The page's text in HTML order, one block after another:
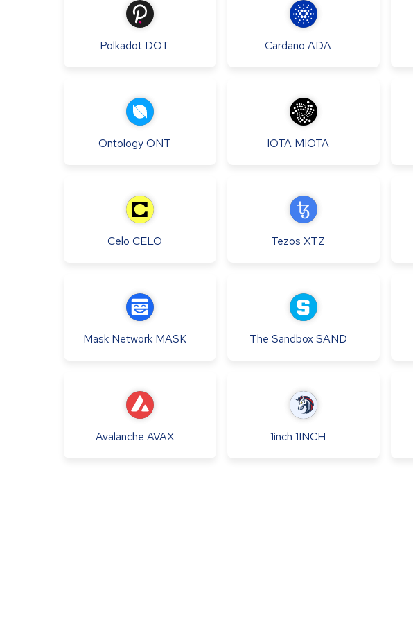
Cardano ADA
Polkadot DOT
IOTA MIOTA
Ontology ONT
Tezos XTZ
Celo CELO
The Sandbox SAND
Mask Network MASK
1inch 1INCH
Avalanche AVAX